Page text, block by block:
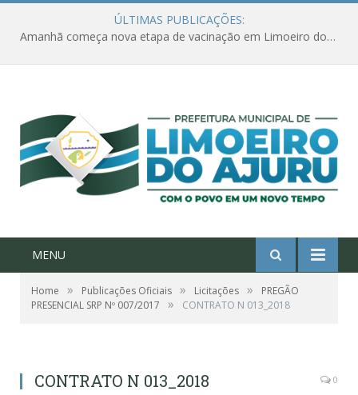
ÚLTIMAS PUBLICAÇÕES:
Amanhã começa nova etapa de vacinação em Limoeiro do Ajuru para idosos com 65 ou mais
MENU
Home » Publicações Oficiais » Licitações »
PREGÃO
PRESENCIAL SRP Nº 007/2017
» CONTRATO N 013_2018
CONTRATO N 013_2018 0